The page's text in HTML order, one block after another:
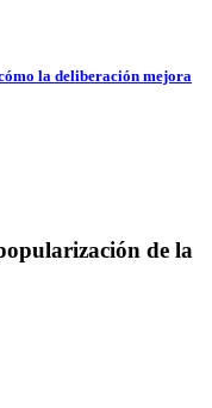
la deliberación mejora
de la